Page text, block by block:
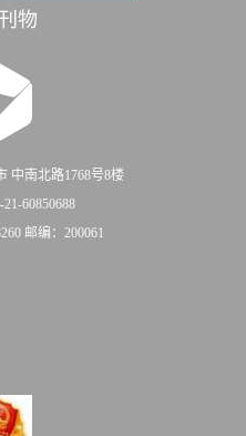
物
中南北路1768号8楼
60850688
邮编：200061